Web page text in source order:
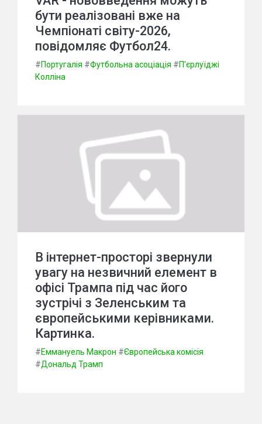
бути реалізовані вже на
Чемпіонаті світу-2026,
повідомляє Футбол24.
#Португалія #Футбольна асоціація #П'єрлуїджі
Колліна
В інтернет-просторі звернули
увагу на незвичний елемент в
офісі Трампа під час його
зустрічі з Зеленським та
європейськими керівниками.
Картинка.
#Еммануель Макрон #Європейська комісія
#Дональд Трамп